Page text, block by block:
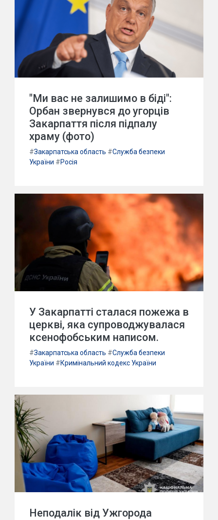
"Ми вас не залишимо в біді":
Орбан звернувся до угорців
Закарпаття після підпалу
храму (фото)
#Закарпатська область #Служба безпеки
України #Росія
У Закарпатті сталася пожежа в
церкві, яка супроводжувалася
ксенофобським написом.
#Закарпатська область #Служба безпеки
України #Кримінальний кодекс України
Неподалік від Ужгорода